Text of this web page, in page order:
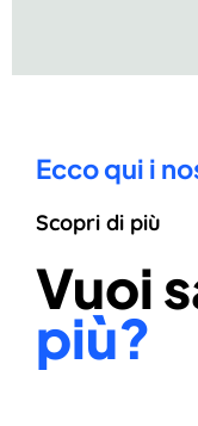
Ecco qui i
Scopri di più
Vuoi
più?